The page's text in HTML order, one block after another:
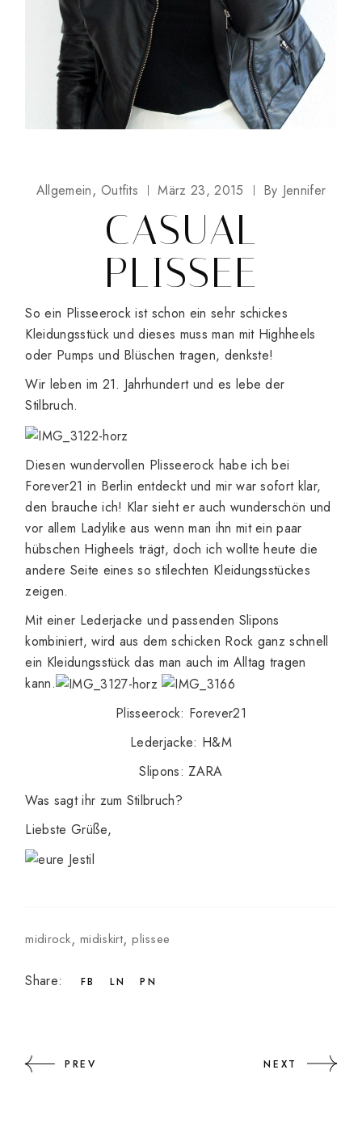
Allgemein Outfits März 23, 2015 By Jennifer
CASUAL
PLISSEE
So ein Plisseerock ist schon ein sehr schickes
Kleidungsstück und dieses muss man mit Highheels
oder Pumps und Blüschen tragen, denkste!
Wir leben im 21. Jahrhundert und es lebe der
Stilbruch.
Diesen wundervollen Plisseerock habe ich bei
Forever21 in Berlin entdeckt und mir war sofort klar,
den brauche ich! Klar sieht er auch wunderschön und
vor allem Ladylike aus wenn man ihn mit ein paar
hübschen Higheels trägt, doch ich wollte heute die
andere Seite eines so stilechten Kleidungsstückes
zeigen.
Mit einer Lederjacke und passenden Slipons
kombiniert, wird aus dem schicken Rock ganz schnell
ein Kleidungsstück das man auch im Alltag tragen
kann.
Plisseerock: Forever21
Lederjacke: H&M
Slipons: ZARA
Was sagt ihr zum Stilbruch?
Liebste Grüße,
midirock midiskirt plissee
Share: FB LN PN
PREV NEXT